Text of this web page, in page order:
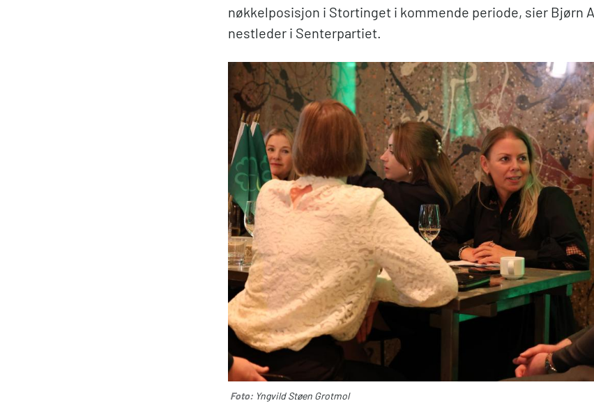
nøkkelposisjon i Stortinget i kommende periode, sier Bjørn
nestleder i Senterpartiet.
Foto: Yngvild Støen Grotmol